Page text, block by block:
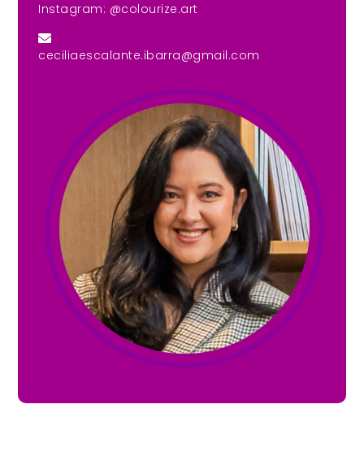
Instagram: @colourize.art
ceciliaescalante.ibarra@gmail.com